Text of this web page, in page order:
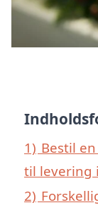
1) Bestil
til levering
2)